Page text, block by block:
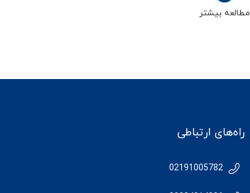
مطالعه بیشتر
راه‌های ارتباطی
02191005782